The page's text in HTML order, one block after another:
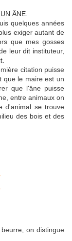
ÂNE.
quelques années
exiger autant de
que mes gosses
leur dit instituteur,
citation puisse
que le maire est un
que l'âne puisse
entre animaux on
d'animal se trouve
des bois et des
on distingue